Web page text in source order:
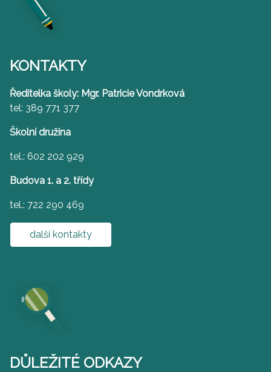
KONTAKTY
Ředitelka školy: Mgr. Patricie Vondrková
tel: 389 771 377
Školní družina
tel.: 602 202 929
Budova 1. a 2. třídy
tel.: 722 290 469
další kontakty
DŮLEŽITÉ ODKAZY